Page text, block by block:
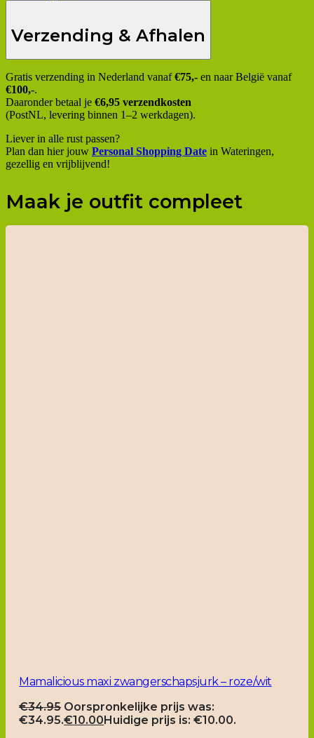
Verzending & Afhalen
Gratis verzending in Nederland vanaf€75,- en naar België vanaf
€100,-.
Daaronder betaal je €6,95 verzendkosten
(PostNL, levering binnen 1–2 werkdagen).
Liever in alle rust passen?
Plan dan hier jouw Personal Shopping Date in Wateringen,
gezellig en vrijblijvend!
Maak je outfit compleet
Mamalicious maxi zwangerschapsjurk – roze/wit
€34.95 Oorspronkelijke prijs was:
€34.95.€10.00Huidige prijs is: €10.00.